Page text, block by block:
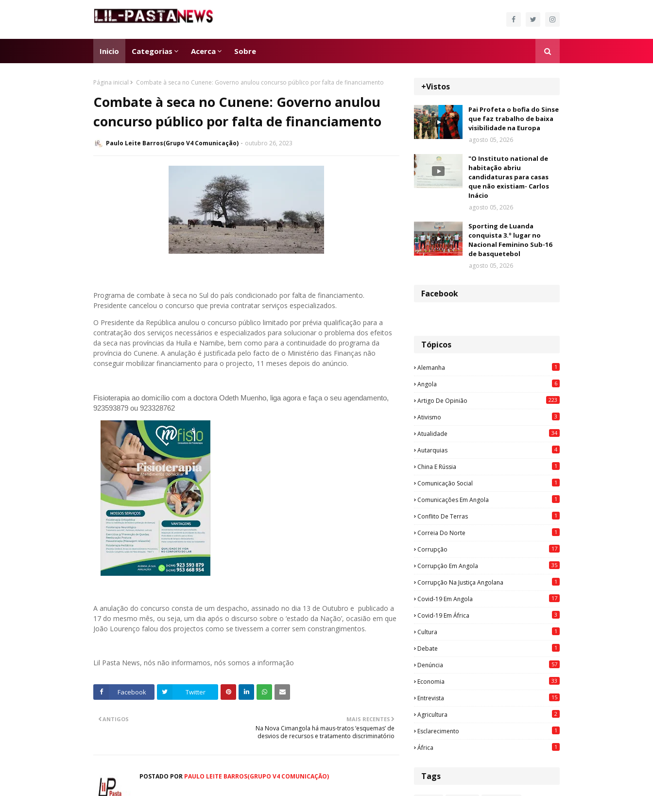
Inicio Categorias Acerca Sobre
Página inicial Combate à seca no Cunene: Governo anulou concurso público por falta de financiamento
Combate à seca no Cunene: Governo anulou
concurso público por falta de financiamento
Paulo Leite Barros(Grupo V4 Comunicação) outubro 26, 2023
Programa de combate à seca no Sul do país condicionado por falta de financiamento.
Presidente cancelou o concurso que previa contratar serviços especializados.
O Presidente da República anulou o concurso público limitado por prévia qualificação para a
contratação dos serviços necessários e especializados para solucionar o problema dos efeitos
da seca nas províncias da Huíla e Namibe, bem como para a continuidade do programa da
província do Cunene. A anulação é justificada pelo facto de o Ministério das Finanças não
conseguir mobilizar financiamento para o projecto, 11 meses depois do anúncio.
Fisioterapia ao domicílio com a doctora Odeth Muenho, liga agora e faça o seu agendamento,
923593879 ou 923328762
A anulação do concurso consta de um despacho, assinado no dia 13 de Outubro e publicado a
17 do mesmo mês, ou seja, um dia após o discurso sobre o ‘estado da Nação’, ocasião em que
João Lourenço falou dos projectos como se tivessem a correr sem constrangimentos.
Lil Pasta News, nós não informamos, nós somos a informação
Facebook Twitter
MAIS RECENTES
Na Nova Cimangola há maus-tratos ‘esquemas’ de
desvios de recursos e tratamento discriminatório
ANTIGOS
POSTADO POR PAULO LEITE BARROS(GRUPO V4 COMUNICAÇÃO)
+Vistos
Pai Profeta o bofia do Sinse
que faz trabalho de baixa
visibilidade na Europa
agosto 05, 2026
"O Instituto national de
habitação abriu
candidaturas para casas
que não existiam- Carlos
Inácio
agosto 05, 2026
Sporting de Luanda
conquista 3.º lugar no
Nacional Feminino Sub-16
de basquetebol
agosto 05, 2026
Facebook
Tópicos
Alemanha 1
Angola 6
Artigo De Opinião 223
Ativismo 3
Atualidade 34
Autarquias 4
China E Rússia 1
Comunicação Social 1
Comunicações Em Angola 1
Conflito De Terras 1
Correia Do Norte 1
Corrupção 17
Corrupção Em Angola 35
Corrupção Na Justiça Angolana 1
Covid-19 Em Angola 17
Covid-19 Em África 3
Cultura 1
Debate 1
Denúncia 57
Economia 33
Entrevista 15
Agricultura 2
Esclarecimento 1
África 1
Tags